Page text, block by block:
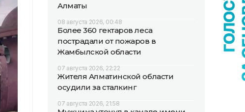
Алматы
08 августа 2026, 00:48
Более 360 гектаров леса
пострадали от пожаров в
Жамбылской области
07 августа 2026, 22:22
Жителя Алматинской области
осудили за сталкинг
07 августа 2026, 21:58